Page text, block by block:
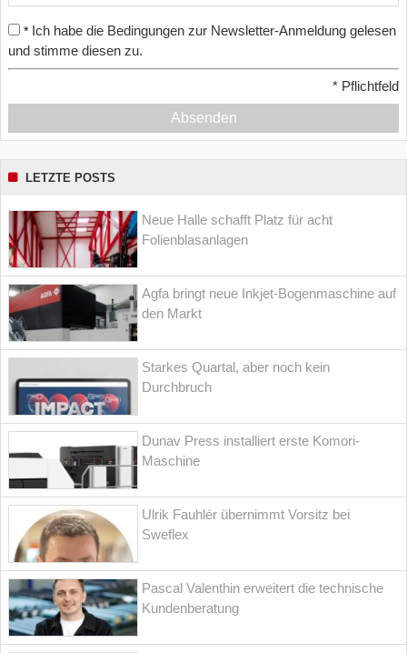
* Ich habe die Bedingungen zur Newsletter-Anmeldung gelesen
und stimme diesen zu.
* Pflichtfeld
Absenden
LETZTE POSTS
Neue Halle schafft Platz für acht
Folienblasanlagen
Agfa bringt neue Inkjet-Bogenmaschine auf
den Markt
Starkes Quartal, aber noch kein
Durchbruch
Dunav Press installiert erste Komori-
Maschine
Ulrik Fauhlér übernimmt Vorsitz bei
Sweflex
Pascal Valenthin erweitert die technische
Kundenberatung